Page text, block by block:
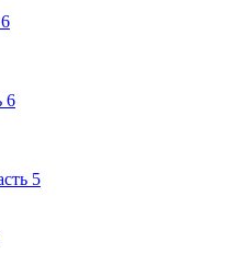
6
6
5